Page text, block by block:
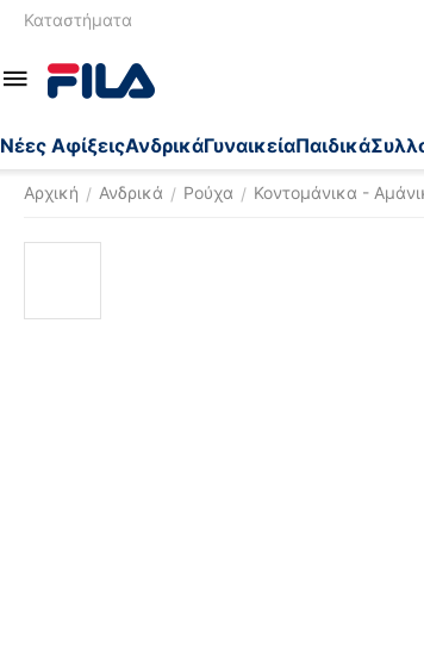
Καταστήματα
Nέες ΑφίξειςΑνδρικάΓυναικείαΠαιδικά
Αρχική / Ανδρικά / Ρούχα / Κοντομάνικα -